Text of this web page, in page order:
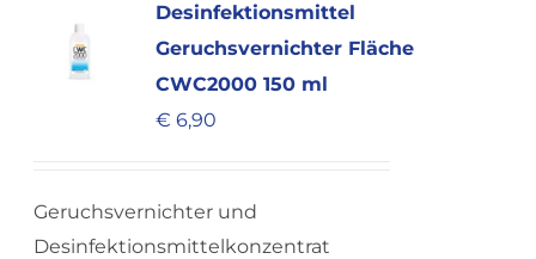
Desinfektionsmittel
Geruchsvernichter Fläche
CWC2000 150 ml
€ 6,90
Geruchsvernichter und
Desinfektionsmittelkonzentrat